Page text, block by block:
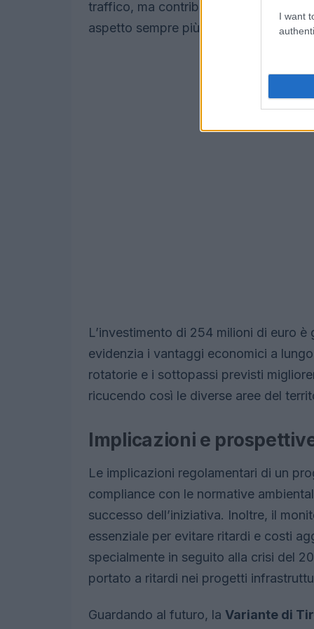
I want
traffico, ma contribuiranno anche a
aspetto sempre più rilevante nel
L’investimento di 254 milioni di euro
evidenzia i vantaggi economici a
rotatorie e i sottopassi previsti
ricucendo così le diverse aree del
Implicazioni e
Le implicazioni regolamentari di un
compliance con le normative
successo dell’iniziativa. Inoltre, il
essenziale per evitare ritardi e costi
specialmente in seguito alla crisi del
portato a ritardi nei progetti
Guardando al futuro, la Variante di